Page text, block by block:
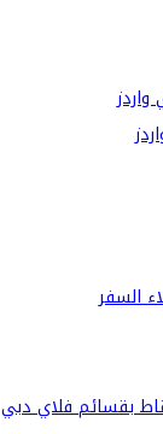
السفر
بقسائم فلاي دبي